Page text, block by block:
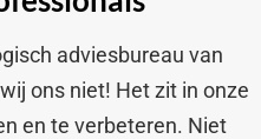
adviesbureau van
ons niet! Het zit in onze
en te verbeteren. Niet